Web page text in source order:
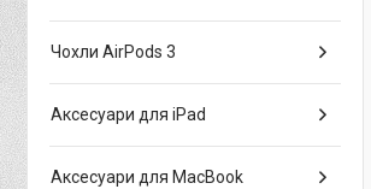
Чохли AirPods 3
Аксесуари для iPad
Аксесуари для MacBook